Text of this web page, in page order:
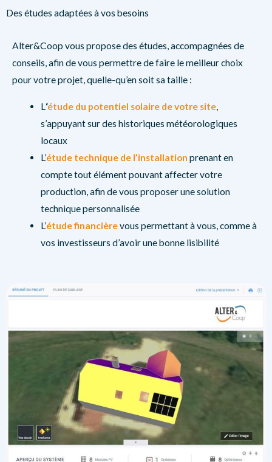
Des études adaptées à vos besoins
Alter&Coop vous propose des études, accompagnées de
conseils, afin de vous permettre de faire le meilleur choix
pour votre projet, quelle-qu’en soit sa taille :
L‘étude du potentiel solaire de votre site,
s’appuyant sur des historiques météorologiques
locaux
L’étude technique de l’installation prenant en
compte tout élément pouvant affecter votre
production, afin de vous proposer une solution
technique personnalisée
L’étude financièrevous permettant à vous, comme à
vos investisseurs d’avoir une bonne lisibilité